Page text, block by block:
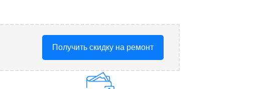
Получить скидку на ремонт